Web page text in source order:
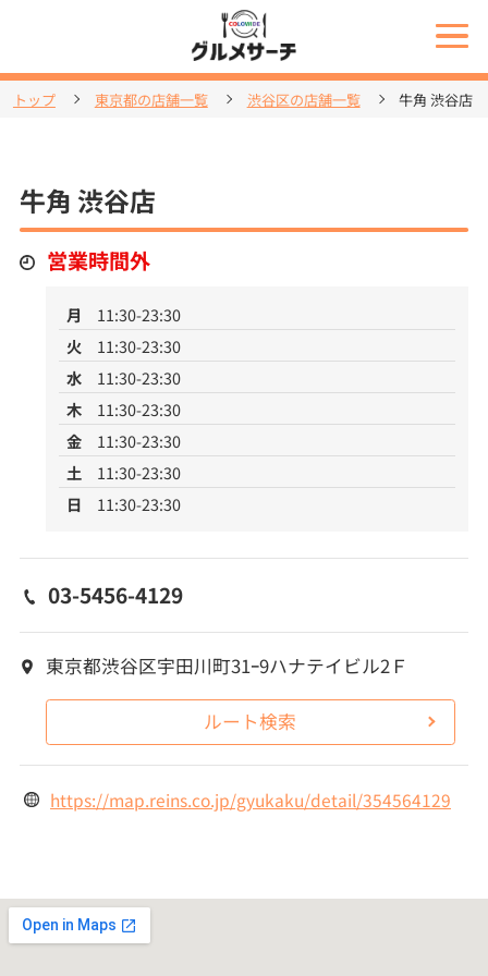
トップ 東京都の店舗一覧 渋谷区の店舗一覧 牛角 渋谷店
牛角 渋谷店
営業時間外
月
11:30-23:30
火
11:30-23:30
水
11:30-23:30
木
11:30-23:30
金
11:30-23:30
土
11:30-23:30
日
11:30-23:30
03-5456-4129
東京都渋谷区宇田川町31ｰ9ハナテイビル2Ｆ
ルート検索
https://map.reins.co.jp/gyukaku/detail/354564129